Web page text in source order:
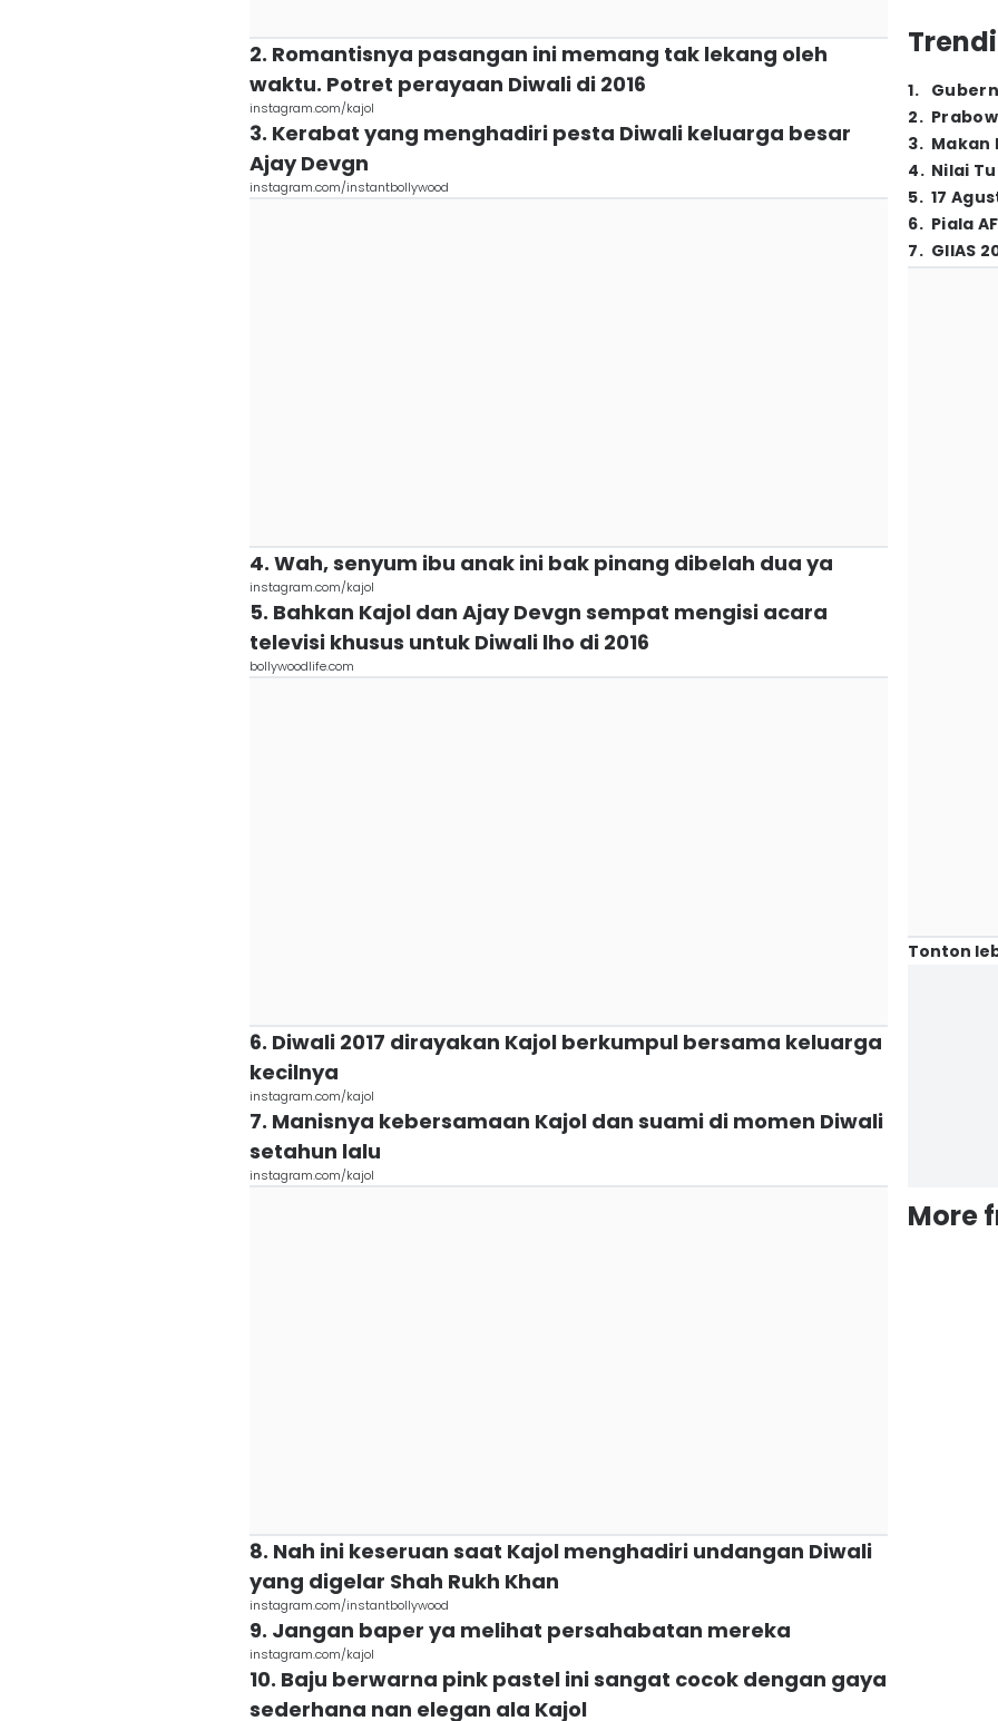
2. Romantisnya pasangan ini memang tak lekang oleh
waktu. Potret perayaan Diwali di 2016
instagram.com/kajol
3. Kerabat yang menghadiri pesta Diwali keluarga besar
Ajay Devgn
instagram.com/instantbollywood
4. Wah, senyum ibu anak ini bak pinang dibelah dua ya
instagram.com/kajol
5. Bahkan Kajol dan Ajay Devgn sempat mengisi acara
televisi khusus untuk Diwali lho di 2016
bollywoodlife.com
6. Diwali 2017 dirayakan Kajol berkumpul bersama keluarga
kecilnya
instagram.com/kajol
7. Manisnya kebersamaan Kajol dan suami di momen Diwali
setahun lalu
instagram.com/kajol
8. Nah ini keseruan saat Kajol menghadiri undangan Diwali
yang digelar Shah Rukh Khan
instagram.com/instantbollywood
9. Jangan baper ya melihat persahabatan mereka
instagram.com/kajol
10. Baju berwarna pink pastel ini sangat cocok dengan gaya
sederhana nan elegan ala Kajol
1.
2.
3. Makan
4. Nilai
5. 17
6. Piala
7. GIIAS
Tonton
More